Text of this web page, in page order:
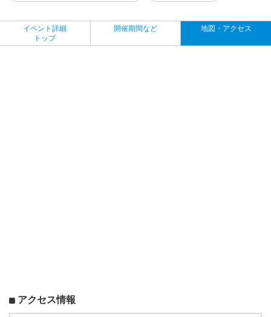
イベント詳細
トップ
開催期間など 地図・アクセス
アクセス情報